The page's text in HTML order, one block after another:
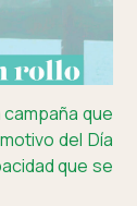
campaña que
del Día
que se